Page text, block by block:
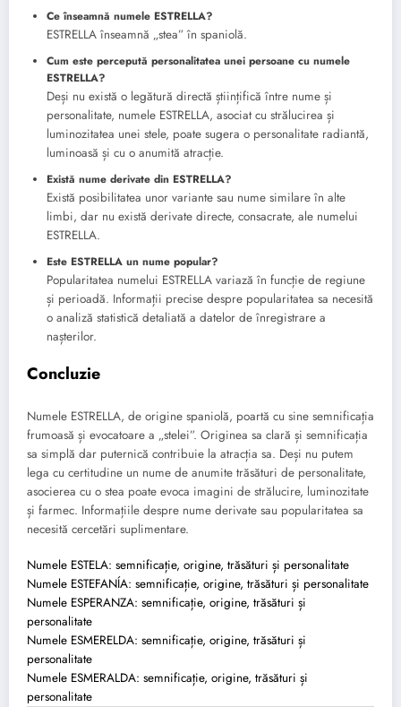
Ce înseamnă numele ESTRELLA?
ESTRELLA înseamnă „stea” în spaniolă.
Cum este percepută personalitatea unei persoane cu numele
ESTRELLA?
Deși nu există o legătură directă științifică între nume și
personalitate, numele ESTRELLA, asociat cu strălucirea și
luminozitatea unei stele, poate sugera o personalitate radiantă,
luminoasă și cu o anumită atracție.
Există nume derivate din ESTRELLA?
Există posibilitatea unor variante sau nume similare în alte
limbi, dar nu există derivate directe, consacrate, ale numelui
ESTRELLA.
Este ESTRELLA un nume popular?
Popularitatea numelui ESTRELLA variază în funcție de regiune
și perioadă. Informații precise despre popularitatea sa necesită
o analiză statistică detaliată a datelor de înregistrare a
nașterilor.
Concluzie
Numele ESTRELLA, de origine spaniolă, poartă cu sine semnificația
frumoasă și evocatoare a „stelei”. Originea sa clară și semnificația
sa simplă dar puternică contribuie la atracția sa. Deși nu putem
lega cu certitudine un nume de anumite trăsături de personalitate,
asocierea cu o stea poate evoca imagini de strălucire, luminozitate
și farmec. Informațiile despre nume derivate sau popularitatea sa
necesită cercetări suplimentare.
Numele ESTELA: semnificație, origine, trăsături și personalitate
Numele ESTEFANÍA: semnificație, origine, trăsături și personalitate
Numele ESPERANZA: semnificație, origine, trăsături și
personalitate
Numele ESMERELDA: semnificație, origine, trăsături și
personalitate
Numele ESMERALDA: semnificație, origine, trăsături și
personalitate